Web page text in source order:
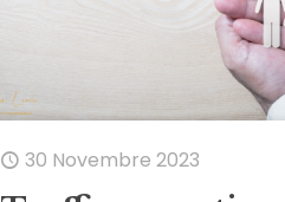
30 Novembre 2023